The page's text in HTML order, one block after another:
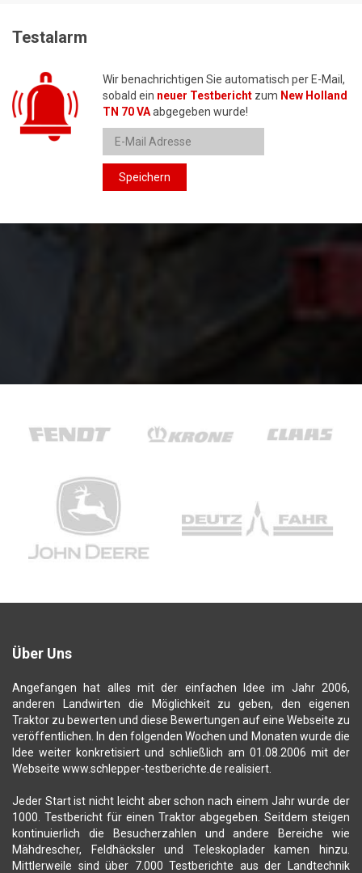
Testalarm
Wir benachrichtigen Sie automatisch per E-Mail,
sobald ein neuer Testbericht zum New Holland
TN 70 VAabgegeben wurde!
Speichern
Über Uns
Angefangen hat alles mit der einfachen Idee im Jahr 2006,
anderen Landwirten die Möglichkeit zu geben, den eigenen
Traktor zu bewerten und diese Bewertungen auf eine Webseite zu
veröffentlichen. In den folgenden Wochen und Monaten wurde die
Idee weiter konkretisiert und schließlich am 01.08.2006 mit der
Webseite www.schlepper-testberichte.de realisiert.
Jeder Start ist nicht leicht aber schon nach einem Jahr wurde der
1000. Testbericht für einen Traktor abgegeben. Seitdem steigen
kontinuierlich die Besucherzahlen und andere Bereiche wie
Mähdrescher, Feldhäcksler und Teleskoplader kamen hinzu.
Mittlerweile sind über 7.000 Testberichte aus der Landtechnik